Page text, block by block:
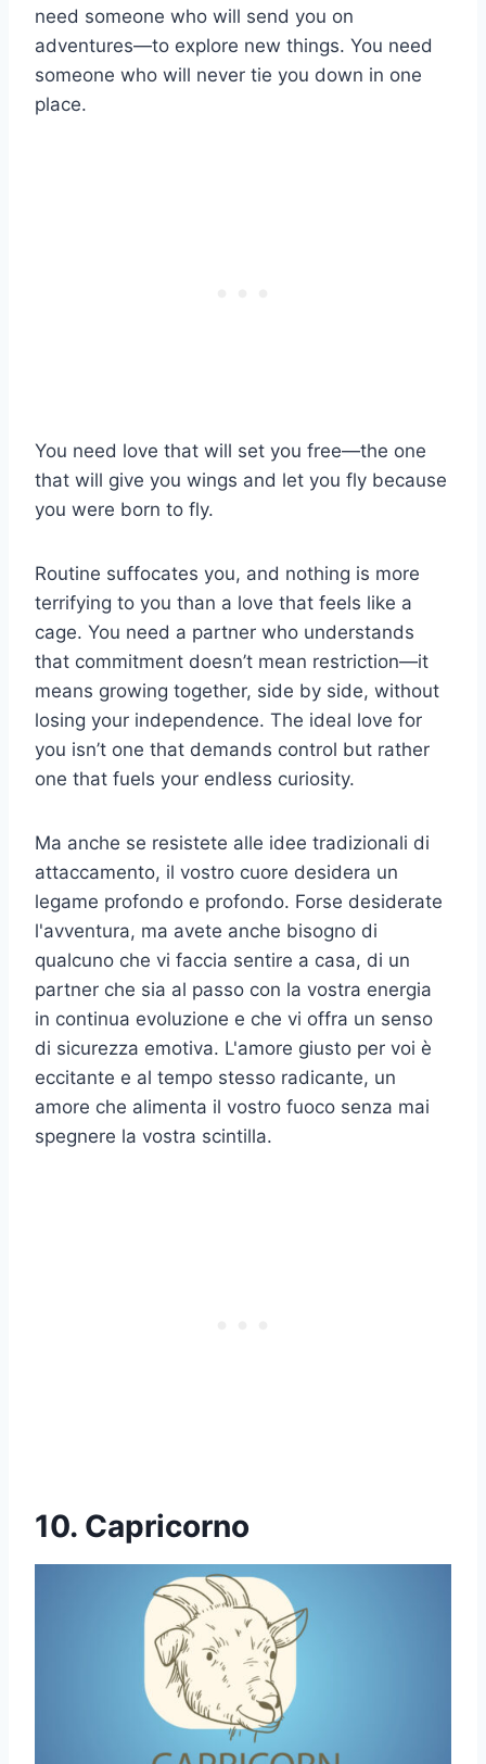
need someone who will send you on
adventures—to explore new things. You need
someone who will never tie you down in one
place.
You need love that will set you free—the one
that will give you wings and let you fly because
you were born to fly.
Routine suffocates you, and nothing is more
terrifying to you than a love that feels like a
cage. You need a partner who understands
that commitment doesn’t mean restriction—it
means growing together, side by side, without
losing your independence. The ideal love for
you isn’t one that demands control but rather
one that fuels your endless curiosity.
Ma anche se resistete alle idee tradizionali di
attaccamento, il vostro cuore desidera un
legame profondo e profondo. Forse desiderate
l'avventura, ma avete anche bisogno di
qualcuno che vi faccia sentire a casa, di un
partner che sia al passo con la vostra energia
in continua evoluzione e che vi offra un senso
di sicurezza emotiva. L'amore giusto per voi è
eccitante e al tempo stesso radicante, un
amore che alimenta il vostro fuoco senza mai
spegnere la vostra scintilla.
10. Capricorno